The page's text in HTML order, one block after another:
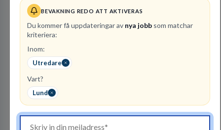
BEVAKNING REDO ATT AKTIVERAS
Du kommer få uppdateringar av nya jobb som matchar
kriteriera:
Inom:
Utredare
Vart?
Lund
2lediga jobb
Vår kombination av immaterialrätt och
affärsjuridik gör oss till förstahandsvalet som
affärsjuridisk advokatbyrå och rådgivare för